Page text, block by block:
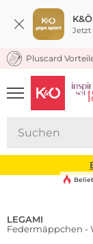
Jetzt
Pluscard
UNSERE APP
LEGAMI
Federmäppchen -